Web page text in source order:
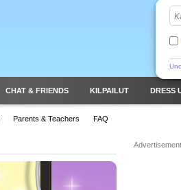
CHAT & FRIENDS KILPAILUT DRESS
Parents & Teachers FAQ
Advertisement